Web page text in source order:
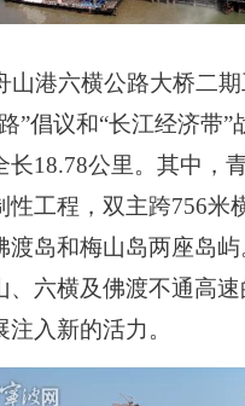
山港六横公路大桥二期
”倡议和“长江经济带”
长18.78公里。其中，
性工程，双主跨756米
渡岛和梅山岛两座岛
、六横及佛渡不通高速
入新的活力。